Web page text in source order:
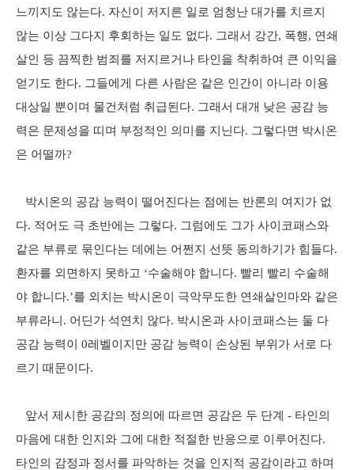
느끼지도 않는다. 자신이 저지른 일로 엄청난 대가를 치르지
않는 이상 그다지 후회하는 일도 없다. 그래서 강간, 폭행, 연쇄
살인 등 끔찍한 범죄를 저지르거나 타인을 착취하여 큰 이익을
얻기도 한다. 그들에게 다른 사람은 같은 인간이 아니라 이용
대상일 뿐이며 물건처럼 취급된다. 그래서 대개 낮은 공감 능
력은 문제성을 띠며 부정적인 의미를 지닌다. 그렇다면 박시온
은 어떨까?
박시온의 공감 능력이 떨어진다는 점에는 반론의 여지가 없
다. 적어도 극 초반에는 그렇다. 그럼에도 그가 사이코패스와
같은 부류로 묶인다는 데에는 어쩐지 선뜻 동의하기가 힘들다.
환자를 외면하지 못하고 ‘수술해야 합니다. 빨리 빨리 수술해
야 합니다.’를 외치는 박시온이 극악무도한 연쇄살인마와 같은
부류라니. 어딘가 석연치 않다. 박시온과 사이코패스는 둘 다
공감 능력이 0레벨이지만 공감 능력이 손상된 부위가 서로 다
르기 때문이다.
앞서 제시한 공감의 정의에 따르면 공감은 두 단계 - 타인의
마음에 대한 인지와 그에 대한 적절한 반응으로 이루어진다.
타인의 감정과 정서를 파악하는 것을 인지적 공감이라고 하며